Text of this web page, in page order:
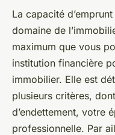
La capacité
domaine de
maximum que vous
institution financière
immobilier. Elle est
plusieurs critères,
d’endettement, votre
professionnelle. Par